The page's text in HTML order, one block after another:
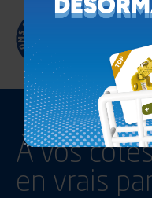
À vos
en vrais